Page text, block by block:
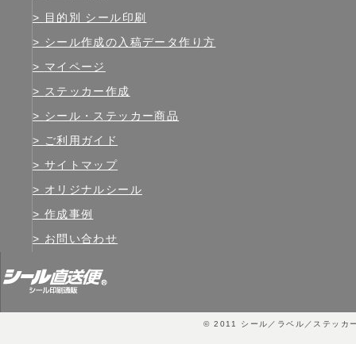
目的別 シール印刷
シール作成の入稿データ作り方
マイページ
ステッカー作成
シール・ステッカー商品
ご利用ガイド
サイトマップ
オリジナルシール
作成事例
お問い合わせ
© 2011 シール／ラベル／ステッカ